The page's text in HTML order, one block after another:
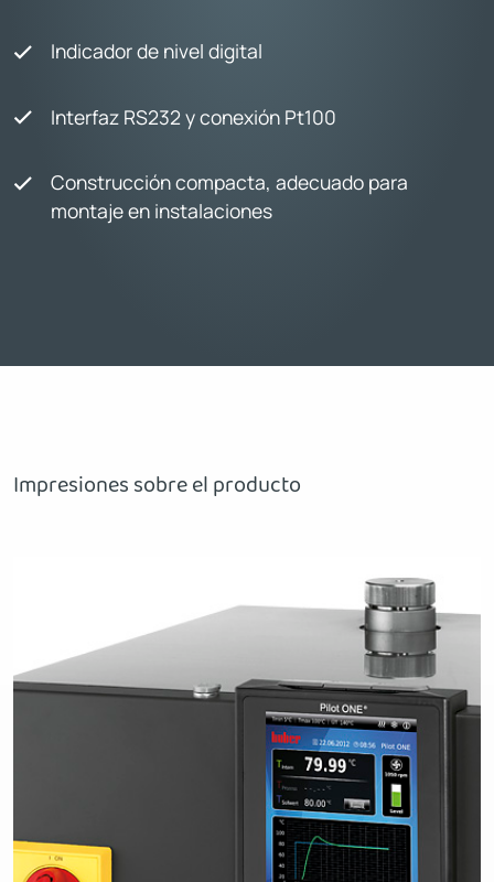
Indicador de nivel digital
Interfaz RS232 y conexión Pt100
Construcción compacta, adecuado para
montaje en instalaciones
Impresiones sobre el producto